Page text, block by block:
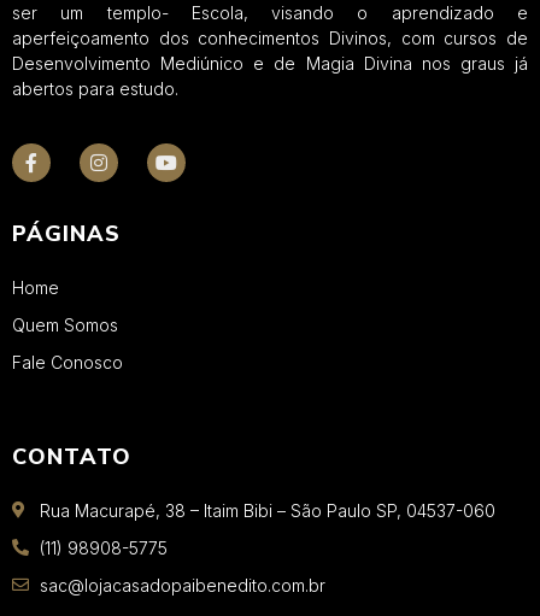
ser um templo- Escola, visando o aprendizado e
aperfeiçoamento dos conhecimentos Divinos, com cursos de
Desenvolvimento Mediúnico e de Magia Divina nos graus já
abertos para estudo.
PÁGINAS
Home
Quem Somos
Fale Conosco
CONTATO
Rua Macurapé, 38 – Itaim Bibi – São Paulo SP, 04537-060
(11) 98908-5775
sac@lojacasadopaibenedito.com.br